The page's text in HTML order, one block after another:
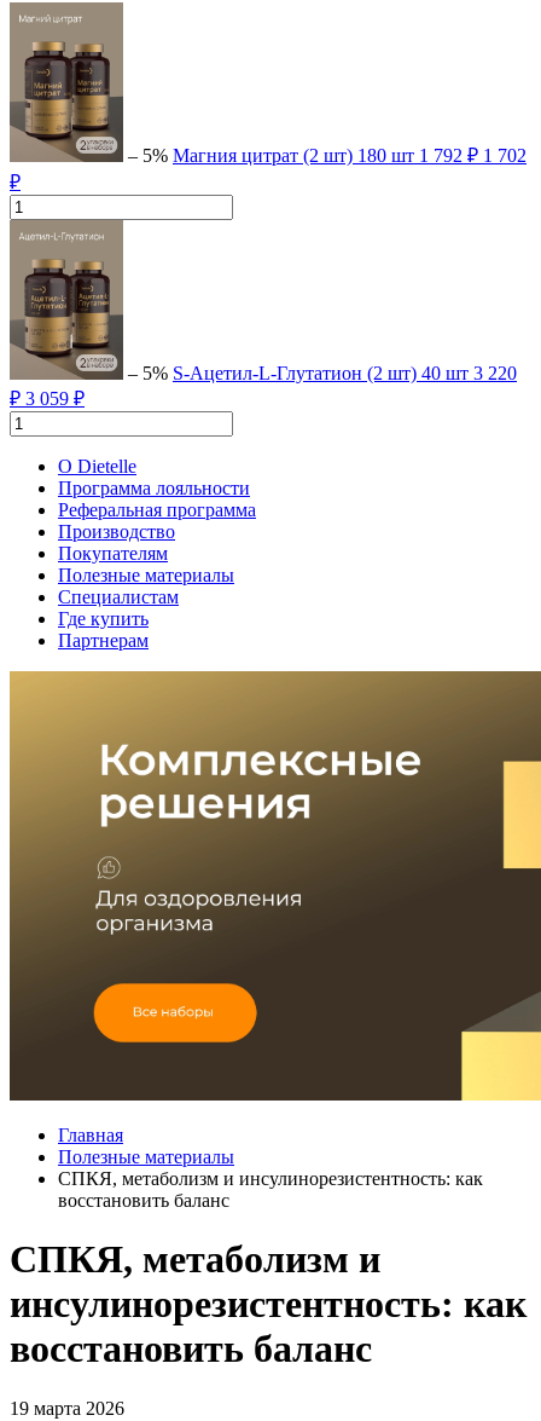
– 5% Магния цитрат (2 шт) 180 шт 1 792 ₽ 1 702
₽
– 5% S-Ацетил-L-Глутатион (2 шт) 40 шт 3 220
₽ 3 059 ₽
О Dietelle
Программа лояльности
Реферальная программа
Производство
Покупателям
Полезные материалы
Специалистам
Где купить
Партнерам
Главная
Полезные материалы
СПКЯ, метаболизм и инсулинорезистентность: как
восстановить баланс
СПКЯ, метаболизм и
инсулинорезистентность: как
восстановить баланс
19 марта 2026